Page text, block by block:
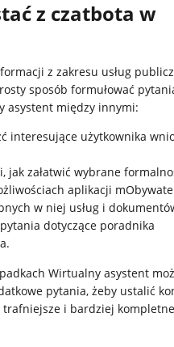
z czatbota w
z zakresu usług
sposób formułować
asystent między innymi:
interesujące użytkownika
jak załatwić wybrane
aplikacji
w niej usług i
dotyczące poradnika
Wirtualny asystent
pytania, żeby ustalić
i bardziej kompletne